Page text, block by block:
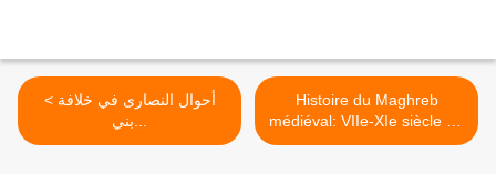
< أحوال النصارى في خلافة
Histoire du Maghreb
médiéval: VIIe-XIe siècle -...
>